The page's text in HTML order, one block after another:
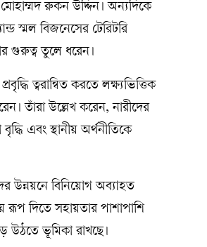
রুকন উদ্দিন। অন্যদিকে
স্মল বিজনেসের টেরিটরি
গুরুত্ব তুলে ধরেন।
ত্বরান্বিত করতে লক্ষ্যভিত্তিক
তাঁরা উল্লেখ করেন, নারীদের
এবং স্থানীয় অর্থনীতিকে
উন্নয়নে বিনিয়োগ অব্যাহত
রূপ দিতে সহায়তার পাশাপাশি
উঠতে ভূমিকা রাখছে।